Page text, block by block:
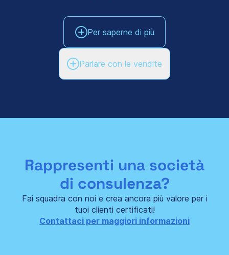
Per saperne di più
Parlare con le vendite
Rappresenti una società
di consulenza?
Fai squadra con noi e crea ancora più valore per i
tuoi clienti certificati!
Contattaci per maggiori informazioni